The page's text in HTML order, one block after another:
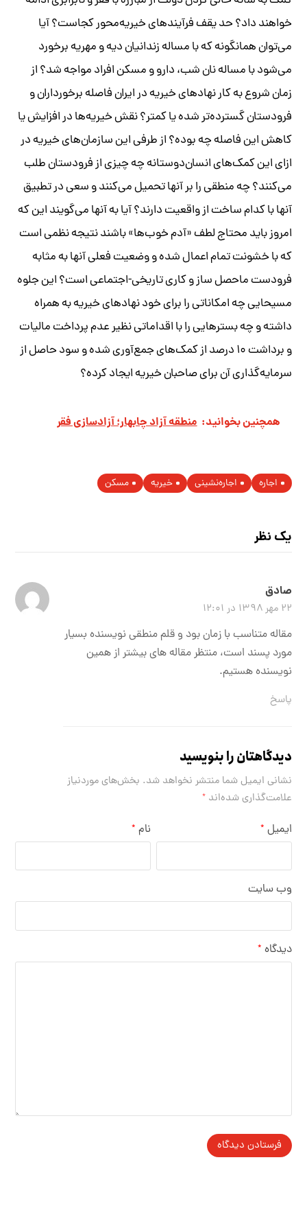
خواهند داد؟ حد یقف فرآیندهای خیریه‌محور کجاست؟ آیا
می‌توان همانگونه که با مساله زندانیان دیه و مهریه برخورد
می‌شود با مساله نان شب، دارو و مسکن افراد مواجه شد؟ از
زمان شروع به کار نهادهای خیریه در ایران فاصله برخورداران و
فرودستان گسترده‌تر شده یا کمتر؟ نقش خیریه‌ها در افزایش یا
کاهش این فاصله چه بوده؟ از طرفی این سازمان‌های خیریه در
ازای این کمک‌های انسان‌دوستانه چه چیزی از فرودستان طلب
می‌کنند؟ چه منطقی را بر آنها تحمیل می‌کنند و سعی در تطبیق
آنها با کدام ساخت از واقعیت دارند؟ آیا به آنها می‌گویند این که
امروز باید محتاج لطف «آدم خوب‌ها» باشند نتیجه نظمی است
که با خشونت تمام اعمال شده و وضعیت فعلی آنها به مثابه
فرودست ماحصل ساز و کاری تاریخی-اجتماعی است؟ این جلوه
مسیحایی چه امکاناتی را برای خود نهادهای خیریه به همراه
داشته و چه بسترهایی را با اقداماتی نظیر عدم پرداخت مالیات
و برداشت ۱۰ درصد از کمک‌های جمع‌آوری شده و سود حاصل از
سرمایه‌گذاری آن برای صاحبان خیریه ایجاد کرده؟
همچنین بخوانید: منطقه آزاد چابهار؛ آزادسازی فقر
اجاره اجاره‌نشینی خیریه مسکن
یک نظر
صادق
۲۲ مهر ۱۳۹۸ در ۱۲:۰۱
مقاله متناسب با زمان بود و قلم منطقی نویسنده بسیار
مورد پسند است، منتظر مقاله های بیشتر از همین
نویسنده هستیم.
پاسخ
دیدگاهتان را بنویسید
نشانی ایمیل شما منتشر نخواهد شد. بخش‌های موردنیاز
علامت‌گذاری شده‌اند*
نام * ایمیل *
وب‌ سایت
دیدگاه *